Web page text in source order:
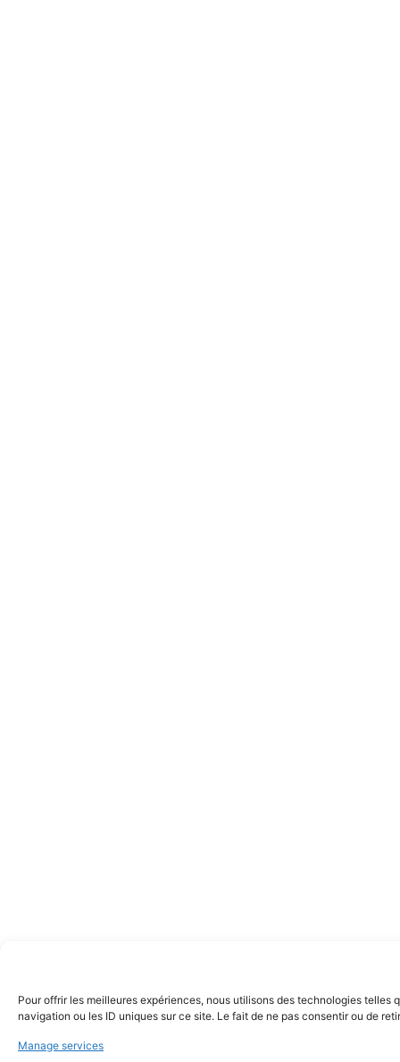
Pour offrir les meilleures expériences, nous utilisons des technologies
navigation ou les ID uniques sur ce site. Le fait de ne pas consentir ou de
Manage services